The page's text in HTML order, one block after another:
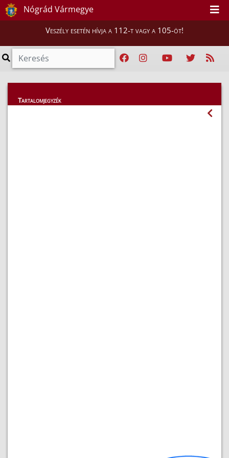
Nógrád Vármegye
Veszély esetén hívja a 112-t vagy a 105-öt!
Magunkról
Tartalomjegyzék